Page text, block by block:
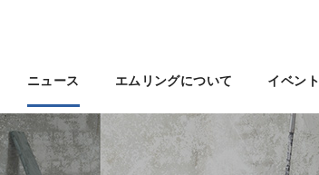
ニュース エムリングについて イベント